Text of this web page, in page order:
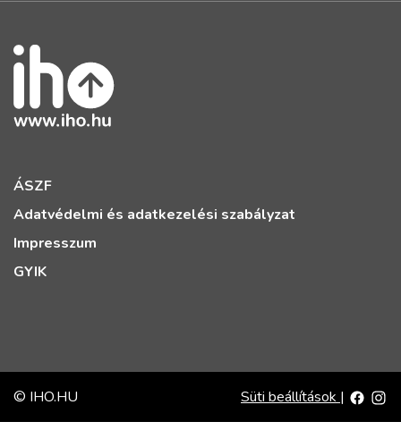
ÁSZF
Adatvédelmi és adatkezelési szabályzat
Impresszum
GYIK
© IHO.HU Süti beállítások |